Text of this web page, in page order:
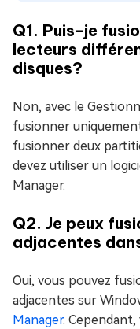
Q1. Puis-je
lecteurs
disques?
Non, avec le
fusionner
fusionner deux
devez utiliser un
Manager.
Q2. Je peux
adjacentes
Oui, vous pouvez
adjacentes sur
Manager.